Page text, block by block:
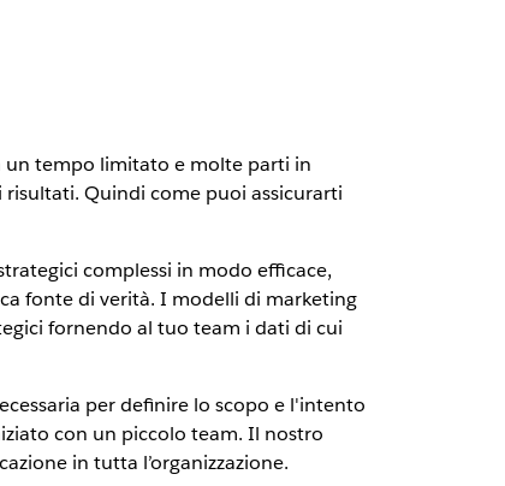
un tempo limitato e molte parti in
Quindi come puoi assicurarti
complessi in modo efficace,
fonte di verità. I modelli di marketing
fornendo al tuo team i dati di cui
per definire lo scopo e l'intento
con un piccolo team. Il nostro
in tutta l’organizzazione.